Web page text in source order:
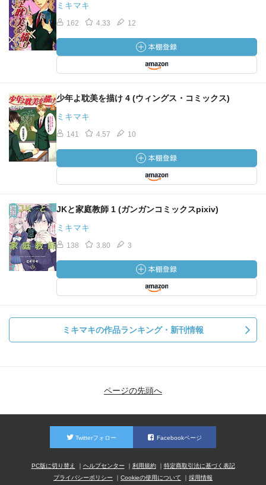
ミキマキ
162 4.33 12
少年よ耽美を描け 4 (ウィングス・コミックス)
ミキマキ
141 4.57 10
JKと家庭教師 1 (ガンガンコミックスpixiv)
ミキマキ
138 3.80 3
ミキマキの作品ランキング・新刊情報
ページの先頭へ
Twitterフォロー Facebookページ
PC版に切り替え ヘルプセンター 利用規約
特定商取引法に基づく表記
プライバシーポリシー
Cookieの使用について 採用情報